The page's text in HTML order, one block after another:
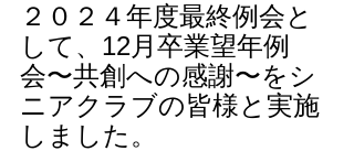
２０２４年度最終例会と
して、12月卒業望年例
会〜共創への感謝〜をシ
ニアクラブの皆様と実施
しました。